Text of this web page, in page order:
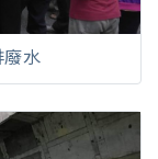
水